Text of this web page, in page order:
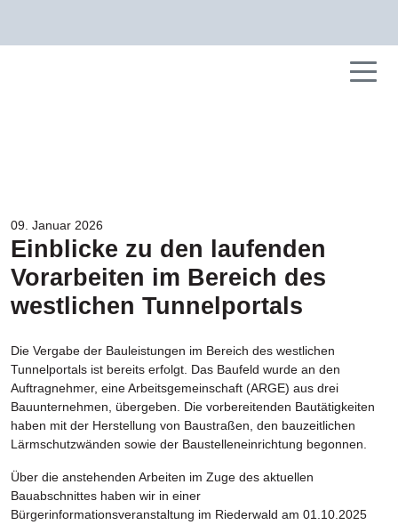
09. Januar 2026
Einblicke zu den laufenden
Vorarbeiten im Bereich des
westlichen Tunnelportals
Die Vergabe der Bauleistungen im Bereich des westlichen
Tunnelportals ist bereits erfolgt. Das Baufeld wurde an den
Auftragnehmer, eine Arbeitsgemeinschaft (ARGE) aus drei
Bauunternehmen, übergeben. Die vorbereitenden Bautätigkeiten
haben mit der Herstellung von Baustraßen, den bauzeitlichen
Lärmschutzwänden sowie der Baustelleneinrichtung begonnen.
Über die anstehenden Arbeiten im Zuge des aktuellen
Bauabschnittes haben wir in einer
Bürgerinformationsveranstaltung im Riederwald am 01.10.2025